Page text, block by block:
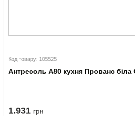
Код товару: 105525
Антресоль А80 кухня Прованс біла
1.931 грн